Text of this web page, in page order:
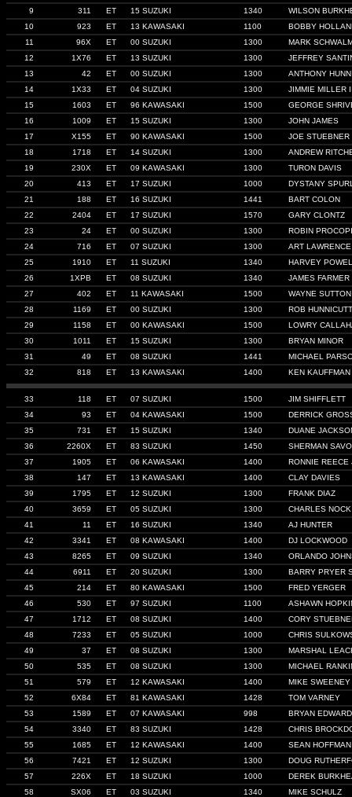
9 311 ET 15 SUZUKI 1340
WILSON
10
923 ET 13 KAWASAKI 1100
BOBBY
11
96X ET 00 SUZUKI 1300
MARK
12
1X76 ET 13 SUZUKI 1300
JEFFREY
13
42 ET 00 SUZUKI 1300
ANTHONY
14
1X33 ET 04 SUZUKI 1300
JIMMIE MILLER
15
1603 ET 96 KAWASAKI 1500
GEORGE
16
1009 ET 15 SUZUKI 1300
JOHN JAMES
17
X155 ET 90 KAWASAKI 1500
JOE STUEBNER
18
1718 ET 14 SUZUKI 1300
ANDREW
19
230X ET 09 KAWASAKI 1300
TURON DAVIS
20
413 ET 17 SUZUKI 1000
DYSTANY
21
188 ET 16 SUZUKI 1441
BART COLON
22
2404 ET 17 SUZUKI 1570
GARY CLONTZ
23
24 ET 00 SUZUKI 1300
ROBIN
24
716 ET 07 SUZUKI 1300
ART LAWRENCE
25
1910 ET 11 SUZUKI 1340
HARVEY
26
1XPB ET 08 SUZUKI 1340
JAMES FARMER
27
402 ET 11 KAWASAKI 1500
WAYNE SUTTON
28
1169 ET 00 SUZUKI 1300
ROB HUNNICUTT
29
1158 ET 00 KAWASAKI 1500
LOWRY
30
1011 ET 15 SUZUKI 1300
BRYAN MINOR
31
49 ET 08 SUZUKI 1441
MICHAEL
32
818 ET 13 KAWASAKI 1400 KEN KAUFFMAN
33 118 ET 07 SUZUKI 1500
JIM SHIFFLETT
34
93 ET 04 KAWASAKI 1500
DERRICK
35
731 ET 15 SUZUKI 1340
DUANE
36
2260X ET 83 SUZUKI 1450
SHERMAN
37
1905 ET 06 KAWASAKI 1400
RONNIE REECE
38
147 ET 13 KAWASAKI 1400
CLAY DAVIES
39
1795 ET 12 SUZUKI 1300
FRANK DIAZ
40
3659 ET 05 SUZUKI 1300
CHARLES NOCK
41
11 ET 16 SUZUKI 1340
AJ HUNTER
42
3341 ET 08 KAWASAKI 1400
DJ LOCKWOOD
43
8265 ET 09 SUZUKI 1340
ORLANDO
44
6911 ET 20 SUZUKI 1300
BARRY PRYER
45
214 ET 80 KAWASAKI 1500
FRED YERGER
46
530 ET 97 SUZUKI 1100
ASHAWN
47
1712 ET 08 SUZUKI 1400
CORY
48
7233 ET 05 SUZUKI 1000
CHRIS
49
37 ET 08 SUZUKI 1300
MARSHAL
50
535 ET 08 SUZUKI 1300
MICHAEL
51
579 ET 12 KAWASAKI 1400
MIKE SWEENEY
52
6X84 ET 81 KAWASAKI 1428
TOM VARNEY
53
1589 ET 07 KAWASAKI 998
BRYAN
54
3340 ET 83 SUZUKI 1428
CHRIS
55
1685 ET 12 KAWASAKI 1400
SEAN HOFFMAN
56
7421 ET 12 SUZUKI 1300
DOUG
57
226X ET 18 SUZUKI 1000
DEREK
58
SX06 ET 03 SUZUKI 1340
MIKE SCHULZ